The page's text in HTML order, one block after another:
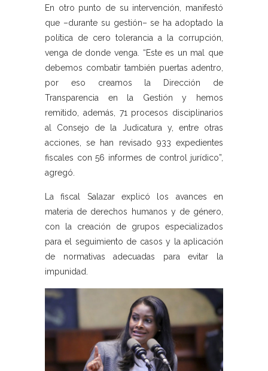
En otro punto de su intervención, manifestó
que –durante su gestión– se ha adoptado la
política de cero tolerancia a la corrupción,
venga de donde venga. “Este es un mal que
debemos combatir también puertas adentro,
por eso creamos la Dirección de
Transparencia en la Gestión y hemos
remitido, además, 71 procesos disciplinarios
al Consejo de la Judicatura y, entre otras
acciones, se han revisado 933 expedientes
fiscales con 56 informes de control jurídico”,
agregó.
La fiscal Salazar explicó los avances en
materia de derechos humanos y de género,
con la creación de grupos especializados
para el seguimiento de casos y la aplicación
de normativas adecuadas para evitar la
impunidad.